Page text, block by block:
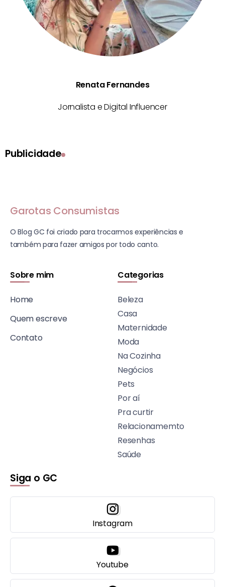
Renata Fernandes
Jornalista e Digital Influencer
Publicidade
Garotas Consumistas
O Blog GC foi criado para trocarmos experiências e
também para fazer amigos por todo canto.
Sobre mim
Home
Quem escreve
Contato
Categorias
Beleza
Casa
Maternidade
Moda
Na Cozinha
Negócios
Pets
Por aí
Pra curtir
Relacionamemto
Resenhas
Saúde
Siga o GC
Instagram
Youtube